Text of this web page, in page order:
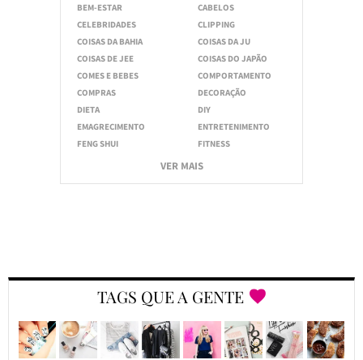
BEM-ESTAR
CABELOS
CELEBRIDADES
CLIPPING
COISAS DA BAHIA
COISAS DA JU
COISAS DE JEE
COISAS DO JAPÃO
COMES E BEBES
COMPORTAMENTO
COMPRAS
DECORAÇÃO
DIETA
DIY
EMAGRECIMENTO
ENTRETENIMENTO
FENG SHUI
FITNESS
VER MAIS
TAGS QUE A GENTE